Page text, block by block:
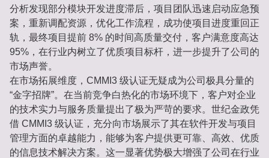
分析发现部分模块开发进度滞后，项目团队迅速启动应急预
案，重新调配资源，优化工作流程，成功使项目进度重回正
轨，最终项目提前 8% 的时间高质量交付，客户满意度高达
95%，在行业内树立了优质项目标杆，进一步提升了公司的
市场声誉。
在市场拓展维度，CMMI3 级认证无疑成为公司极具分量的
“金字招牌”。在当前竞争白热化的市场环境下，客户对企业
的技术实力与服务质量提出了极为严苛的要求。世纪金政凭
借 CMMI3 级认证，充分向市场展示了其在软件开发与项目
管理方面的卓越能力，能够为客户提供更可靠、高效、优质
的信息技术解决方案。这一显著优势极大增强了公司在行业